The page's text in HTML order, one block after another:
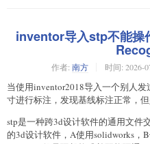
inventor导入stp不能操
作者: 南方 时间: 2026-
当使用inventor2018导入一个别人
寸进行标注，发现基线标注正常，
stp是一种跨3d设计软件的通用文件
的3d设计软件，A使用solidworks，